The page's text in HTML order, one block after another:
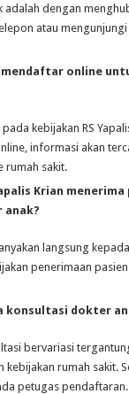
adalah dengan
atau
mendaftar online
kebijakan RS
informasi akan
rumah sakit.
Krian menerima
anak?
langsung
penerimaan pasien
konsultasi dokter
bervariasi
kebijakan rumah sakit.
petugas pendaftaran.